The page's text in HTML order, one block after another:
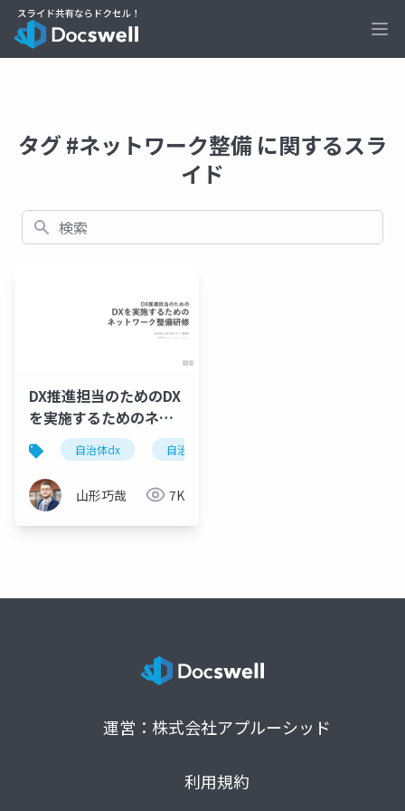
タグ #ネットワーク整備 に関するスラ
イド
検索
DX推進担当のためのDX
を実施するためのネッ
トワーク整備研修(ダイ
ジェスト)
自治体dx 自治体
山形巧哉 7K
運営：株式会社アプルーシッド
利用規約